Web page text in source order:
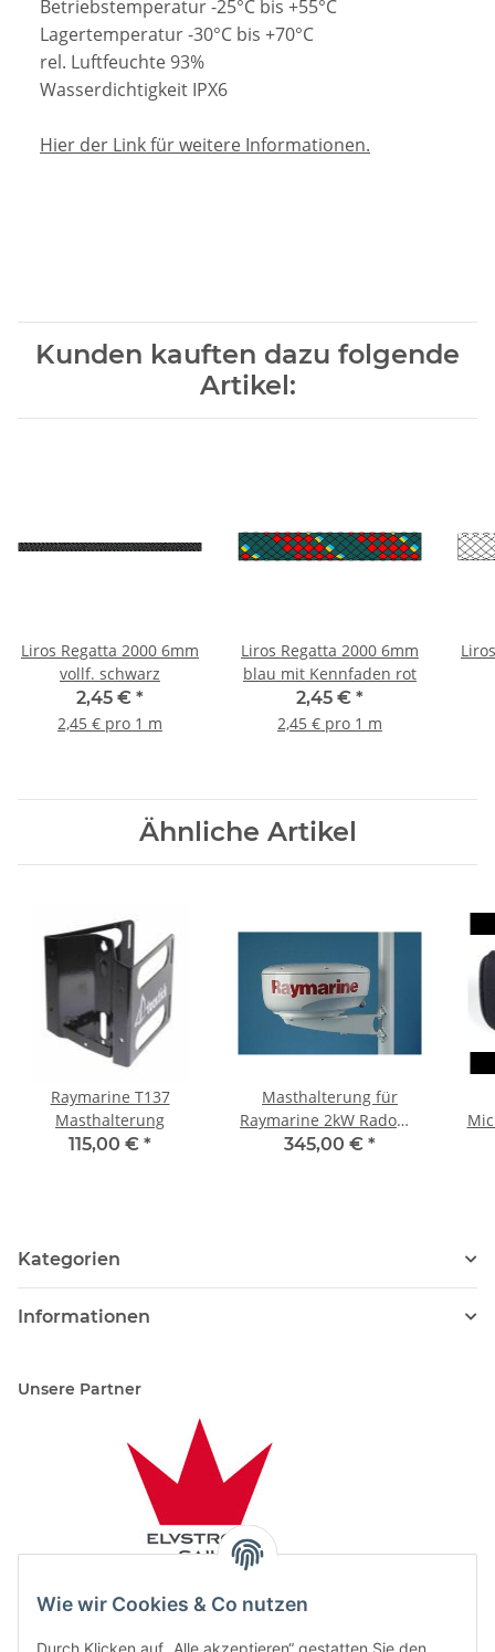
Wie wir Cookies & Co nutzen
Betriebstemperatur -25°C bis +55°C
Lagertemperatur -30°C bis +70°C
rel. Luftfeuchte 93%
Wasserdichtigkeit IPX6
Hier der Link für weitere Informationen.
Kunden kauften dazu folgende
Artikel:
Liros Regatta 2000 6mm
vollf. schwarz
2,45 € *
2,45 € pro 1 m
Liros Regatta 2000 6mm
blau mit Kennfaden rot
2,45 € *
2,45 € pro 1 m
Ähnliche Artikel
Raymarine T137
Masthalterung
115,00 € *
Masthalterung für
Raymarine 2kW Radome
M92722
345,00 € *
Kategorien
Informationen
Unsere Partner